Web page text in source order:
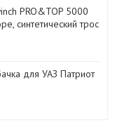
PRO&TOP 5000
синтетический трос
для УАЗ Патриот